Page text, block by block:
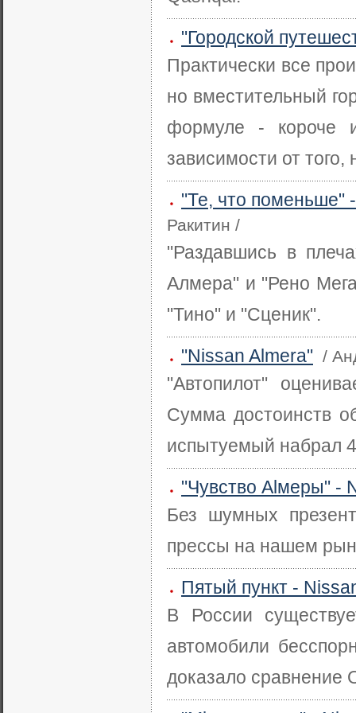
"Городской
Практически все
но вместительный
формуле - короче
зависимости от
"Те, что поменьше"
Ракитин /
"Раздавшись в
Алмера" и "Рено
"Тино" и "Сценик".
"Nissan Almera" /
"Автопилот"
Сумма достоинств
испытуемый набрал
"Чувство Alмеры" -
Без шумных
прессы на нашем
Пятый пункт -
В России
автомобили
доказало сравнение